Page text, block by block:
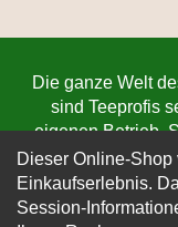
Dieser Online-
Einkaufserlebnis.
Session-
Die ganze Welt
sind Teeprofis
eigenen Betrieb.
niedrigsten
eutin.de (Die
Werktagen